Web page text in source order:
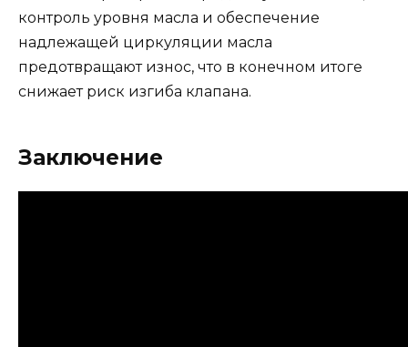
контроль уровня масла и обеспечение
надлежащей циркуляции масла
предотвращают износ, что в конечном итоге
снижает риск изгиба клапана.
Заключение